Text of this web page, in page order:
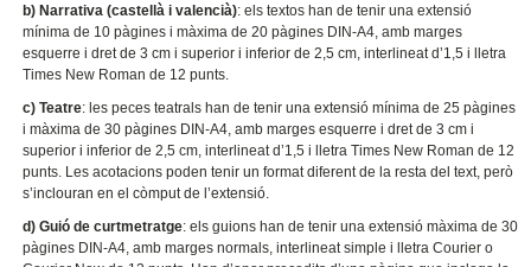
b) Narrativa (castellà i valencià): els textos han de tenir una extensió
mínima de 10 pàgines i màxima de 20 pàgines DIN-A4, amb marges
esquerre i dret de 3 cm i superior i inferior de 2,5 cm, interlineat d’1,5 i lletra
Times New Roman de 12 punts.
c) Teatre: les peces teatrals han de tenir una extensió mínima de 25 pàgines
i màxima de 30 pàgines DIN-A4, amb marges esquerre i dret de 3 cm i
superior i inferior de 2,5 cm, interlineat d’1,5 i lletra Times New Roman de 12
punts. Les acotacions poden tenir un format diferent de la resta del text, però
s’inclouran en el còmput de l’extensió.
d) Guió de curtmetratge: els guions han de tenir una extensió màxima de 30
pàgines DIN-A4, amb marges normals, interlineat simple i lletra Courier o